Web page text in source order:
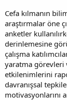
Cefa kılmanın
araştırmalar öne
anketler
derinlemesine
çalışma
yaratma görevleri
etkilenimlerini
davranışsal
motivasyonlarını